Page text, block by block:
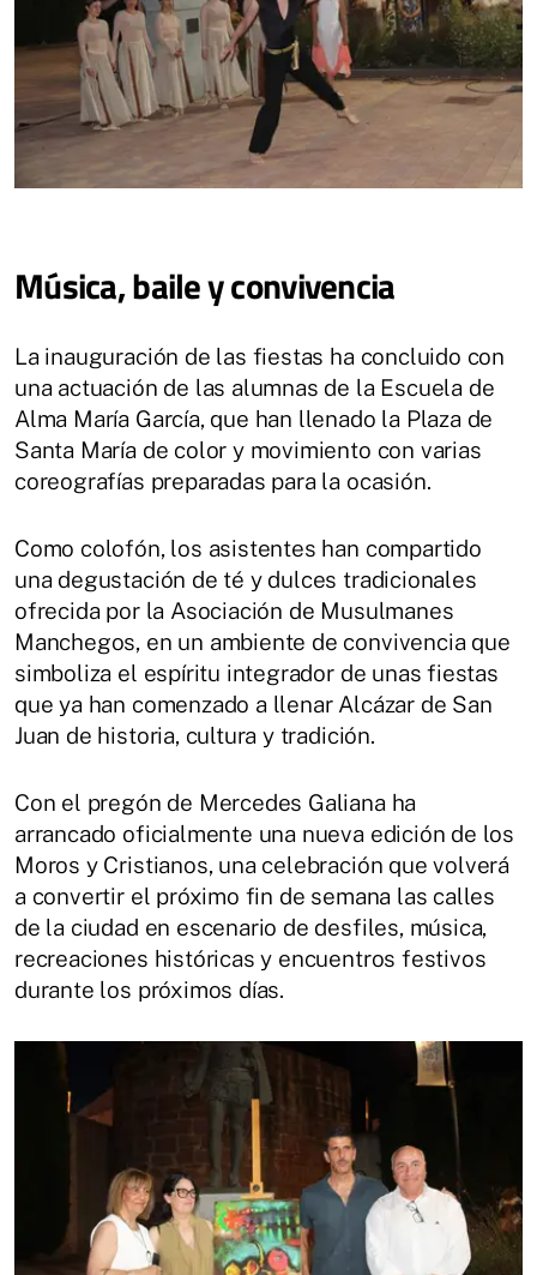
Música, baile y convivencia
La inauguración de las fiestas ha concluido con
una actuación de las alumnas de la Escuela de
Alma María García, que han llenado la Plaza de
Santa María de color y movimiento con varias
coreografías preparadas para la ocasión.
Como colofón, los asistentes han compartido
una degustación de té y dulces tradicionales
ofrecida por la Asociación de Musulmanes
Manchegos, en un ambiente de convivencia que
simboliza el espíritu integrador de unas fiestas
que ya han comenzado a llenar Alcázar de San
Juan de historia, cultura y tradición.
Con el pregón de Mercedes Galiana ha
arrancado oficialmente una nueva edición de los
Moros y Cristianos, una celebración que volverá
a convertir el próximo fin de semana las calles
de la ciudad en escenario de desfiles, música,
recreaciones históricas y encuentros festivos
durante los próximos días.